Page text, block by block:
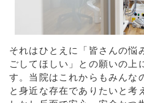
それはひとえに「皆さんの悩
ごしてほしい」との願いの上
す。当院はこれからもみんな
と身近な存在でありたいと考